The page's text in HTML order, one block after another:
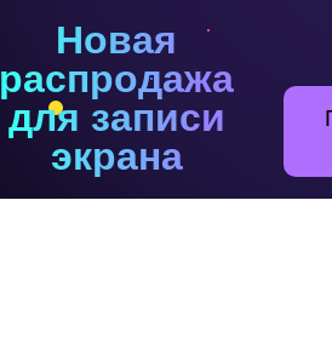
Новая
распродажа
для записи
экрана